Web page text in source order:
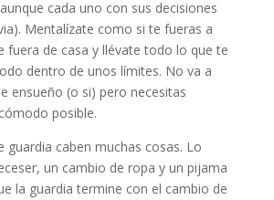
cada uno con sus decisiones
Mentalízate como si te fueras a
fuera de casa y llévate todo lo que te
dentro de unos límites. No va a
ensueño (o si) pero necesitas
posible.
guardia caben muchas cosas. Lo
un cambio de ropa y un pijama
la guardia termine con el cambio de